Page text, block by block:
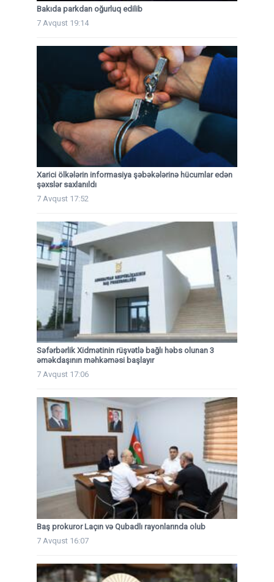
Bakıda parkdan oğurluq edilib
7 Avqust 19:14
Xarici ölkələrin informasiya şəbəkələrinə hücumlar edən
şəxslər saxlanıldı
7 Avqust 17:52
Səfərbərlik Xidmətinin rüşvətlə bağlı həbs olunan 3
əməkdaşının məhkəməsi başlayır
7 Avqust 17:06
Baş prokuror Laçın və Qubadlı rayonlarında olub
7 Avqust 16:07